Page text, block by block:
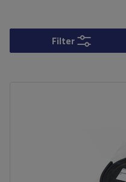
Filter